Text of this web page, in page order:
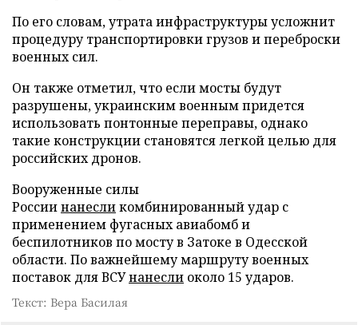
По его словам, утрата инфраструктуры усложнит
процедуру транспортировки грузов и переброски
военных сил.
Он также отметил, что если мосты будут
разрушены, украинским военным придется
использовать понтонные переправы, однако
такие конструкции становятся легкой целью для
российских дронов.
Вооруженные силы
Россиинанесликомбинированный удар с
применением фугасных авиабомб и
беспилотников по мосту в Затоке в Одесской
области. По важнейшему маршруту военных
поставок для ВСУнанесли около 15 ударов.
Текст: Вера Басилая